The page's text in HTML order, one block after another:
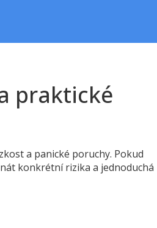
praktické
a panické poruchy. Pokud
konkrétní rizika a jednoduchá